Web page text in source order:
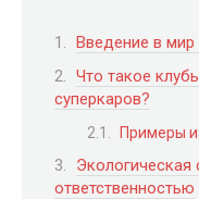
Введение в мир
Что такое
суперкаров?
Примеры
ответственностью